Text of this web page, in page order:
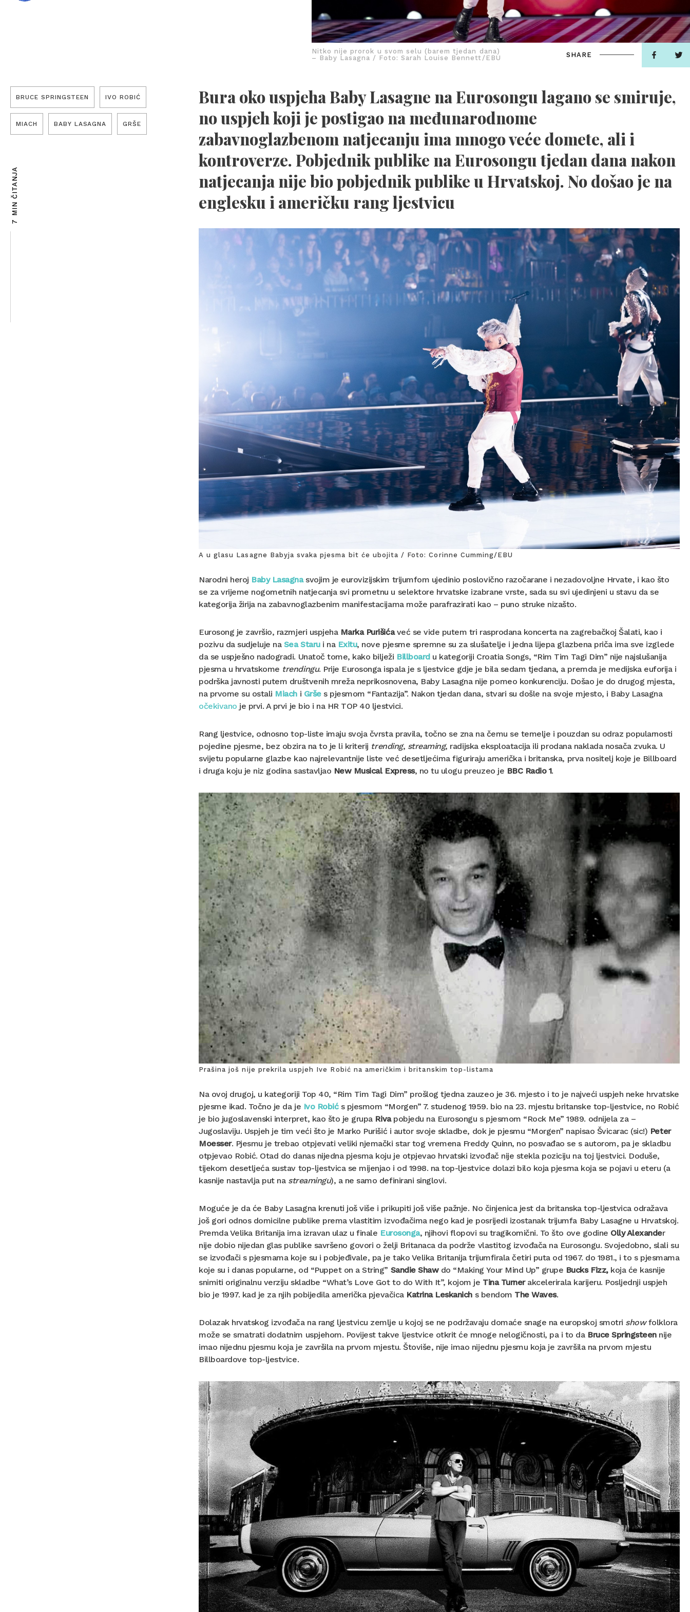
Nitko nije prorok u svom selu (barem tjedan dana)
– Baby Lasagna / Foto: Sarah Louise Bennett/EBU
SHARE
BRUCE SPRINGSTEEN IVO ROBIĆ
MIACH BABY LASAGNA GRŠE
7 MIN ČITANJA
Bura oko uspjeha Baby Lasagne na Eurosongu lagano se smiruje,
no uspjeh koji je postigao na međunarodnome
zabavnoglazbenom natjecanju ima mnogo veće domete, ali i
kontroverze. Pobjednik publike na Eurosongu tjedan dana nakon
natjecanja nije bio pobjednik publike u Hrvatskoj. No došao je na
englesku i američku rang ljestvicu
A u glasu Lasagne Babyja svaka pjesma bit će ubojita / Foto: Corinne Cumming/EBU
Narodni heroj Baby Lasagnasvojim je eurovizijskim trijumfom ujedinio poslovično razočarane i nezadovoljne Hrvate, i kao što
se za vrijeme nogometnih natjecanja svi prometnu u selektore hrvatske izabrane vrste, sada su svi ujedinjeni u stavu da se
kategorija žirija na zabavnoglazbenim manifestacijama može parafrazirati kao – puno struke nizašto.
Eurosong je završio, razmjeri uspjeha Marka Purišićaveć se vide putem tri rasprodana koncerta na zagrebačkoj Šalati, kao i
pozivu da sudjeluje na Sea Starui na Exitu, nove pjesme spremne su za slušatelje i jedna lijepa glazbena priča ima sve izglede
da se uspješno nadogradi. Unatoč tome, kako bilježi Billboard u kategoriji Croatia Songs, “Rim Tim Tagi Dim” nije najslušanija
pjesma u hrvatskome trendingu. Prije Eurosonga ispala je s ljestvice gdje je bila sedam tjedana, a premda je medijska euforija i
podrška javnosti putem društvenih mreža neprikosnovena, Baby Lasagna nije pomeo konkurenciju. Došao je do drugog mjesta,
na prvome su ostali Miach i Gršes pjesmom “Fantazija”. Nakon tjedan dana, stvari su došle na svoje mjesto, i Baby Lasagna
očekivano je prvi. A prvi je bio i na HR TOP 40 ljestvici.
Rang ljestvice, odnosno top-liste imaju svoja čvrsta pravila, točno se zna na čemu se temelje i pouzdan su odraz popularnosti
pojedine pjesme, bez obzira na to je li kriterij trending, streaming, radijska eksploatacija ili prodana naklada nosača zvuka. U
svijetu popularne glazbe kao najrelevantnije liste već desetljećima figuriraju američka i britanska, prva nositelj koje je Billboard
i druga koju je niz godina sastavljao New Musical Express, no tu ulogu preuzeo je BBC Radio 1.
Prašina još nije prekrila uspjeh Ive Robić na američkim i britanskim top-listama
Na ovoj drugoj, u kategoriji Top 40, “Rim Tim Tagi Dim” prošlog tjedna zauzeo je 36. mjesto i to je najveći uspjeh neke hrvatske
pjesme ikad. Točno je da je Ivo Robićs pjesmom “Morgen” 7. studenog 1959. bio na 23. mjestu britanske top-ljestvice, no Robić
je bio jugoslavenski interpret, kao što je grupa Rivapobjedu na Eurosongu s pjesmom “Rock Me” 1989. odnijela za –
Jugoslaviju. Uspjeh je tim veći što je Marko Purišić i autor svoje skladbe, dok je pjesmu “Morgen” napisao Švicarac (sic!) Peter
Moesser. Pjesmu je trebao otpjevati veliki njemački star tog vremena Freddy Quinn, no posvađao se s autorom, pa je skladbu
otpjevao Robić. Otad do danas nijedna pjesma koju je otpjevao hrvatski izvođač nije stekla poziciju na toj ljestvici. Doduše,
tijekom desetljeća sustav top-ljestvica se mijenjao i od 1998. na top-ljestvice dolazi bilo koja pjesma koja se pojavi u eteru (a
kasnije nastavlja put na streamingu), a ne samo definirani singlovi.
Moguće je da će Baby Lasagna krenuti još više i prikupiti još više pažnje. No činjenica jest da britanska top-ljestvica odražava
još gori odnos domicilne publike prema vlastitim izvođačima nego kad je posrijedi izostanak trijumfa Baby Lasagne u Hrvatskoj.
Premda Velika Britanija ima izravan ulaz u finale Eurosonga, njihovi flopovi su tragikomični. To što ove godine Olly Alexander
nije dobio nijedan glas publike savršeno govori o želji Britanaca da podrže vlastitog izvođača na Eurosongu. Svojedobno, slali su
se izvođači s pjesmama koje su i pobjeđivale, pa je tako Velika Britanija trijumfirala četiri puta od 1967. do 1981., i to s pjesmama
koje su i danas popularne, od “Puppet on a String” Sandie Shawdo “Making Your Mind Up” grupe Bucks Fizz,koja će kasnije
snimiti originalnu verziju skladbe “What’s Love Got to do With It”, kojom je Tina Turnerakcelerirala karijeru. Posljednji uspjeh
bio je 1997. kad je za njih pobijedila američka pjevačica Katrina Leskanich s bendom The Waves.
Dolazak hrvatskog izvođača na rang ljestvicu zemlje u kojoj se ne podržavaju domaće snage na europskoj smotri showfolklora
može se smatrati dodatnim uspjehom. Povijest takve ljestvice otkrit će mnoge nelogičnosti, pa i to da Bruce Springsteennije
imao nijednu pjesmu koja je završila na prvom mjestu. Štoviše, nije imao nijednu pjesmu koja je završila na prvom mjestu
Billboardove top-ljestvice.